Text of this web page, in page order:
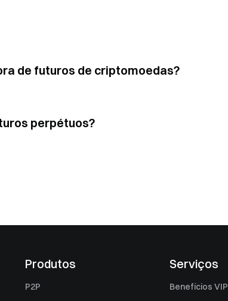
de futuros de criptomoedas?
perpétuos?
Produtos
P2P
Serviços
Benefícios VIP